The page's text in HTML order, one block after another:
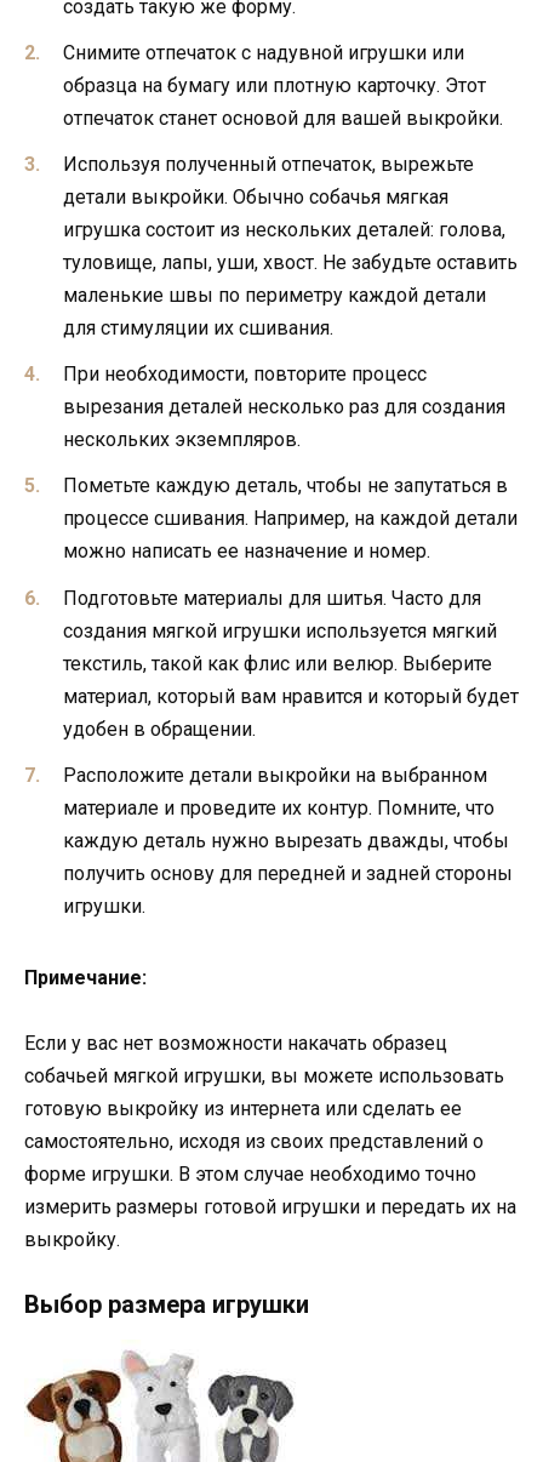
создать такую же форму.
Снимите отпечаток с надувной игрушки или
образца на бумагу или плотную карточку. Этот
отпечаток станет основой для вашей выкройки.
Используя полученный отпечаток, вырежьте
детали выкройки. Обычно собачья мягкая
игрушка состоит из нескольких деталей: голова,
туловище, лапы, уши, хвост. Не забудьте оставить
маленькие швы по периметру каждой детали
для стимуляции их сшивания.
При необходимости, повторите процесс
вырезания деталей несколько раз для создания
нескольких экземпляров.
Пометьте каждую деталь, чтобы не запутаться в
процессе сшивания. Например, на каждой детали
можно написать ее назначение и номер.
Подготовьте материалы для шитья. Часто для
создания мягкой игрушки используется мягкий
текстиль, такой как флис или велюр. Выберите
материал, который вам нравится и который будет
удобен в обращении.
Расположите детали выкройки на выбранном
материале и проведите их контур. Помните, что
каждую деталь нужно вырезать дважды, чтобы
получить основу для передней и задней стороны
игрушки.
Примечание:
Если у вас нет возможности накачать образец
собачьей мягкой игрушки, вы можете использовать
готовую выкройку из интернета или сделать ее
самостоятельно, исходя из своих представлений о
форме игрушки. В этом случае необходимо точно
измерить размеры готовой игрушки и передать их на
выкройку.
Выбор размера игрушки